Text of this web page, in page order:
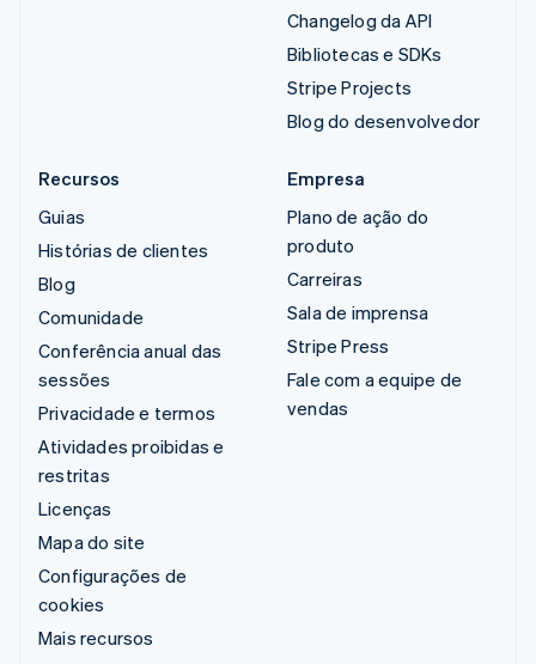
Changelog da API
Bibliotecas e SDKs
Stripe Projects
Blog do desenvolvedor
Recursos
Guias
Histórias de clientes
Blog
Comunidade
Conferência anual das
sessões
Privacidade e termos
Atividades proibidas e
restritas
Licenças
Mapa do site
Configurações de
cookies
Mais recursos
Empresa
Plano de ação do
produto
Carreiras
Sala de imprensa
Stripe Press
Fale com a equipe de
vendas